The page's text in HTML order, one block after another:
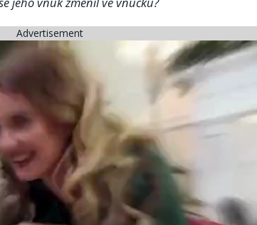
Advertisement